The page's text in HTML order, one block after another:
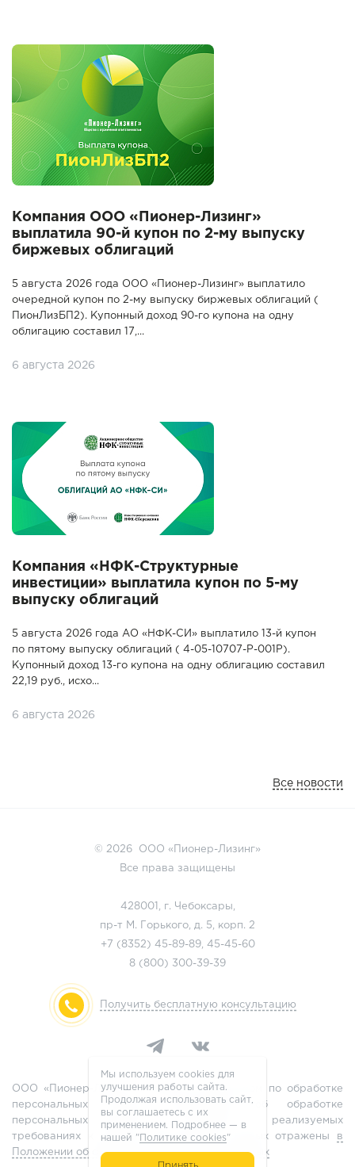
Компания ООО «Пионер-Лизинг»
выплатила 90-й купон по 2-му выпуску
биржевых облигаций
5 августа 2026 года ООО «Пионер-Лизинг» выплатило
очередной купон по 2-му выпуску биржевых облигаций (
ПионЛизБП2). Купонный доход 90-го купона на одну
облигацию составил 17,...
6 августа 2026
Компания «НФК-Структурные
инвестиции» выплатила купон по 5-му
выпуску облигаций
5 августа 2026 года АО «НФК-СИ» выплатило 13-й купон
по пятому выпуску облигаций ( 4-05-10707-P-001P).
Купонный доход 13-го купона на одну облигацию составил
22,19 руб., исхо...
6 августа 2026
Все новости
© 2026 ООО «Пионер-Лизинг»
Все права защищены
428001, г. Чебоксары,
пр-т М. Горького, д. 5, корп. 2
+7 (8352) 45-89-89, 45-45-60
8 (800) 300-39-39
Получить бесплатную консультацию
ООО «Пионер-Лизинг» является оператором по обработке
персональных данных, информация об обработке
персональных данных и сведения о реализуемых
требованиях к защите персональных данных отражены в
Положении об обработке персональных данных
Мы используем cookies для
улучшения работы сайта.
Продолжая использовать сайт,
вы соглашаетесь с их
применением. Подробнее — в
нашей " Политике cookies"